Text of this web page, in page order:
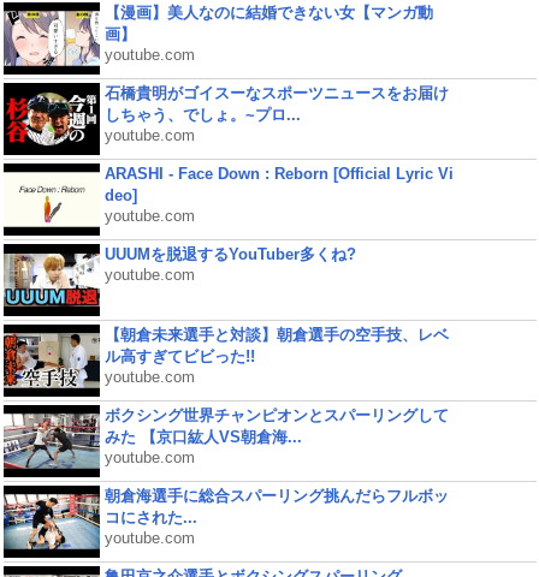
【漫画】美人なのに結婚できない女【マンガ動
画】
youtube.com
石橋貴明がゴイスーなスポーツニュースをお届け
しちゃう、でしょ。~プロ...
youtube.com
ARASHI - Face Down : Reborn [Official Lyric Vi
deo]
youtube.com
UUUMを脱退するYouTuber多くね?
youtube.com
【朝倉未来選手と対談】朝倉選手の空手技、レベ
ル高すぎてビビった!!
youtube.com
ボクシング世界チャンピオンとスパーリングして
みた 【京口紘人VS朝倉海...
youtube.com
朝倉海選手に総合スパーリング挑んだらフルボッ
コにされた...
youtube.com